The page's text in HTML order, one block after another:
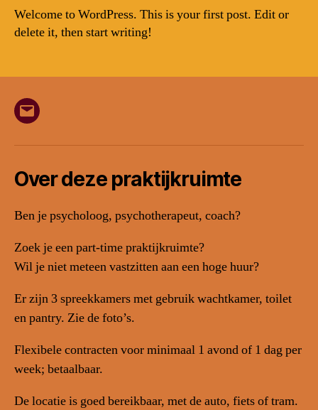
Welcome to WordPress. This is your first post. Edit or
delete it, then start writing!
E-
Over deze praktijkruimte
Ben je psycholoog, psychotherapeut, coach?
Zoek je een part-time praktijkruimte?
Wil je niet meteen vastzitten aan een hoge huur?
Er zijn 3 spreekkamers met gebruik wachtkamer, toilet
en pantry. Zie de foto’s.
Flexibele contracten voor minimaal 1 avond of 1 dag per
week; betaalbaar.
De locatie is goed bereikbaar, met de auto, fiets of tram.